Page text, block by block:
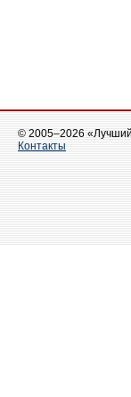
© 2005–2026
Контакты